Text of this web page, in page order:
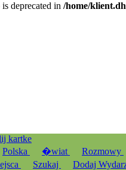
deprecated in /home/
kartke
Polska �wiat Rozmowy
Szukaj Dodaj